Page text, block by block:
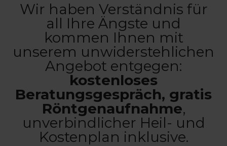
Wir haben Verständnis für
all Ihre Ängste und
kommen Ihnen mit
unserem unwiderstehlichen
Angebot entgegen:
kostenloses
Beratungsgespräch, gratis
Röntgenaufnahme,
unverbindlicher Heil- und
Kostenplan inklusive.